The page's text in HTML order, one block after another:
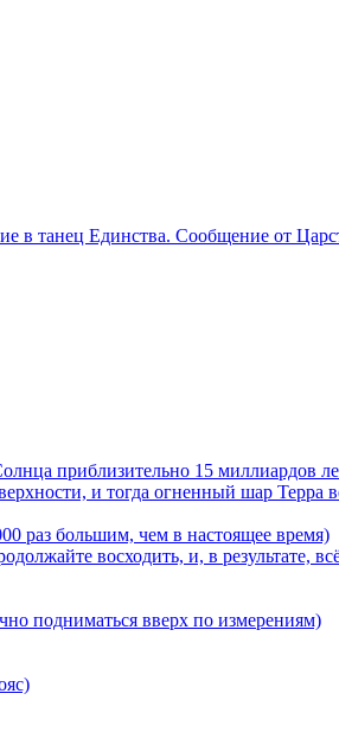
в танец Единства. Сообщение от
приблизительно 15 миллиардов
и тогда огненный шар Терра
раз большим, чем в настоящее время)
восходить, и, в результате,
подниматься вверх по измерениям)